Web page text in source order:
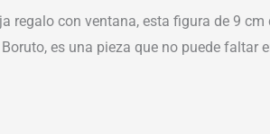
regalo con ventana, esta figura de 9
es una pieza que no puede faltar